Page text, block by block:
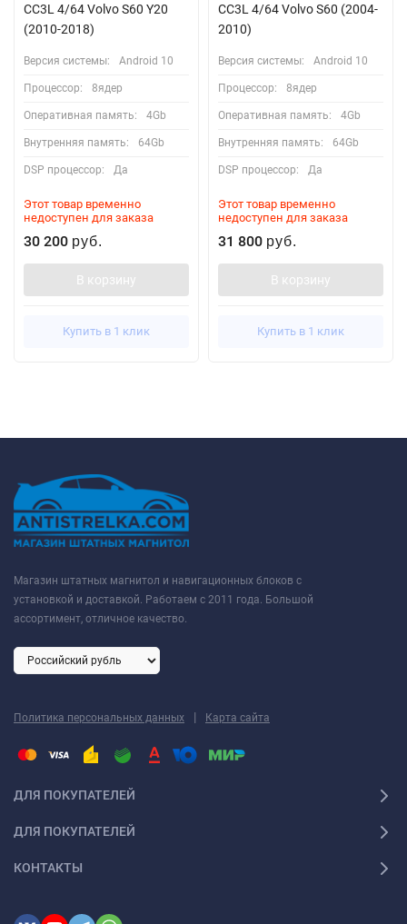
CC3L 4/64 Volvo S60 Y20
(2010-2018)
Версия системы: Android 10
Процессор: 8ядер
Оперативная память: 4Gb
Внутренняя память: 64Gb
DSP процессор: Да
Этот товар временно
недоступен для заказа
30 200 руб.
В корзину
Купить в 1 клик
CC3L 4/64 Volvo S60 (2004-
2010)
Версия системы: Android 10
Процессор: 8ядер
Оперативная память: 4Gb
Внутренняя память: 64Gb
DSP процессор: Да
Этот товар временно
недоступен для заказа
31 800 руб.
В корзину
Купить в 1 клик
Магазин штатных магнитол и навигационных блоков с
установкой и доставкой. Работаем с 2011 года. Большой
ассортимент, отличное качество.
Политика персональных данных | Карта сайта
ДЛЯ ПОКУПАТЕЛЕЙ
ДЛЯ ПОКУПАТЕЛЕЙ
КОНТАКТЫ